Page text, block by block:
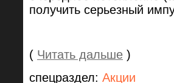
получить серьезный
( Читать дальше )
спецраздел: Акции